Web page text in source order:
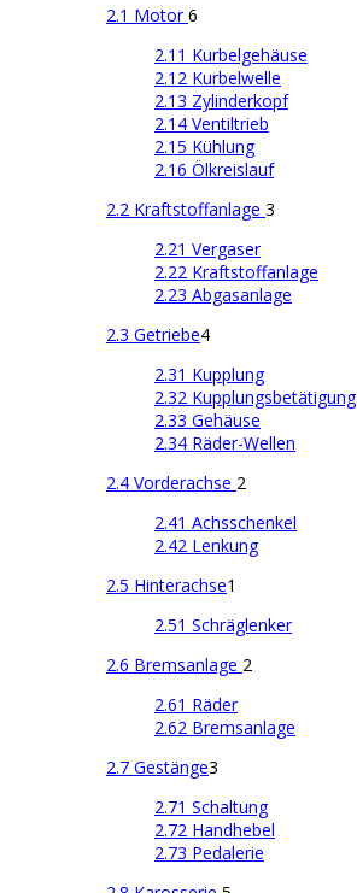
2.1 Motor6
2.11 Kurbelgehäuse
2.12 Kurbelwelle
2.13 Zylinderkopf
2.14 Ventiltrieb
2.15 Kühlung
2.16 Ölkreislauf
2.2 Kraftstoffanlage 3
2.21 Vergaser
2.22 Kraftstoffanlage
2.23 Abgasanlage
2.3 Getriebe4
2.31 Kupplung
2.32 Kupplungsbetätigung
2.33 Gehäuse
2.34 Räder-Wellen
2.4 Vorderachse 2
2.41 Achsschenkel
2.42 Lenkung
2.5 Hinterachse1
2.51 Schräglenker
2.6 Bremsanlage 2
2.61 Räder
2.62 Bremsanlage
2.7 Gestänge3
2.71 Schaltung
2.72 Handhebel
2.73 Pedalerie